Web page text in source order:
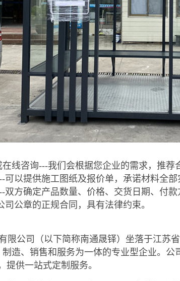
线咨询---我们会根据您企业的需求，推荐
可以提供施工图纸及报价单，承诺材料全部
双方确定产品数量、价格、交货日期、付款
司公章的正规合同，具有法律约束。
限公司（以下简称南通晟铎）坐落于江苏
造、销售和服务为一体的专业型企业。公
提供一站式定制服务。